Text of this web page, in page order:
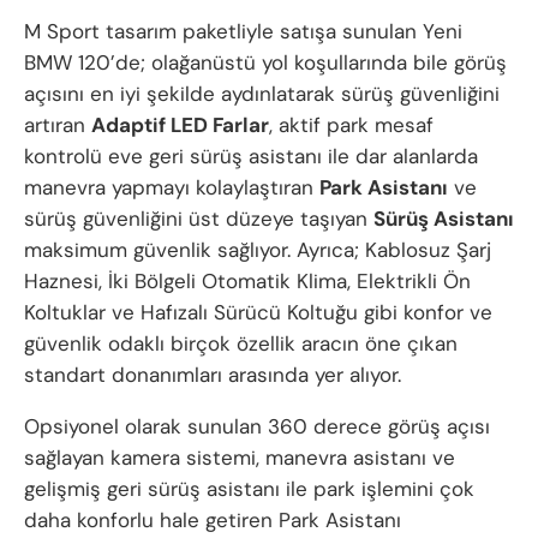
M Sport tasarım paketliyle satışa sunulan Yeni
BMW 120’de; olağanüstü yol koşullarında bile görüş
açısını en iyi şekilde aydınlatarak sürüş güvenliğini
artıran Adaptif LED Farlar, aktif park mesaf
kontrolü eve geri sürüş asistanı ile dar alanlarda
manevra yapmayı kolaylaştıran Park Asistanı ve
sürüş güvenliğini üst düzeye taşıyan Sürüş Asistanı
maksimum güvenlik sağlıyor. Ayrıca; Kablosuz Şarj
Haznesi, İki Bölgeli Otomatik Klima, Elektrikli Ön
Koltuklar ve Hafızalı Sürücü Koltuğu gibi konfor ve
güvenlik odaklı birçok özellik aracın öne çıkan
standart donanımları arasında yer alıyor.
Opsiyonel olarak sunulan 360 derece görüş açısı
sağlayan kamera sistemi, manevra asistanı ve
gelişmiş geri sürüş asistanı ile park işlemini çok
daha konforlu hale getiren Park Asistanı